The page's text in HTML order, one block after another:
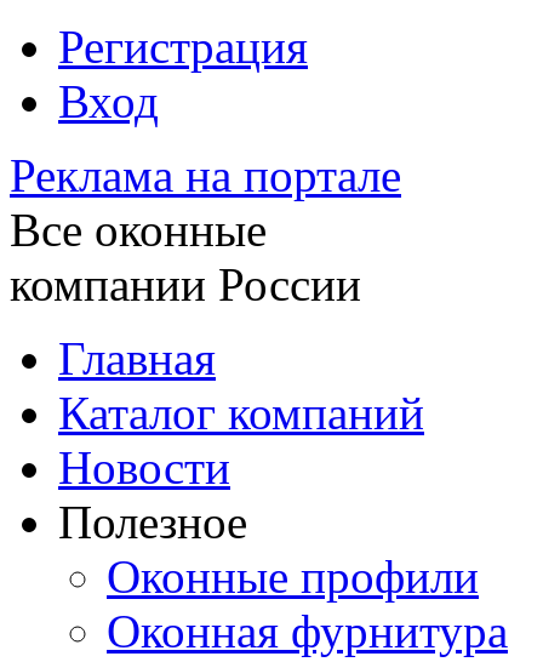
Регистрация
Вход
Реклама на портале
Все оконные
компании России
Главная
Каталог компаний
Новости
Полезное
Оконные профили
Оконная фурнитура